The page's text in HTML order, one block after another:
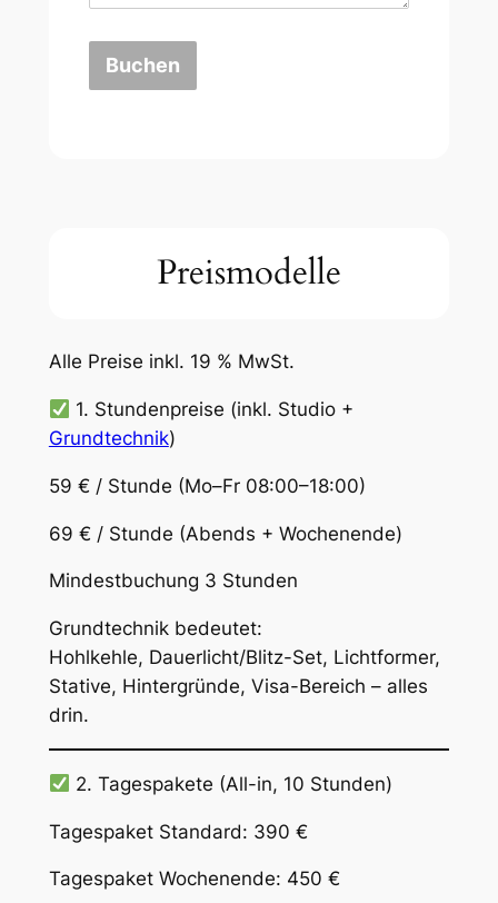
Buchen
Preismodelle
Alle Preise inkl. 19 % MwSt.
1. Stundenpreise (inkl. Studio +
Grundtechnik)
59 € / Stunde (Mo–Fr 08:00–18:00)
69 € / Stunde (Abends + Wochenende)
Mindestbuchung 3 Stunden
Grundtechnik bedeutet:
Hohlkehle, Dauerlicht/Blitz-Set, Lichtformer,
Stative, Hintergründe, Visa-Bereich – alles
drin.
2. Tagespakete (All-in, 10 Stunden)
Tagespaket Standard: 390 €
Tagespaket Wochenende: 450 €